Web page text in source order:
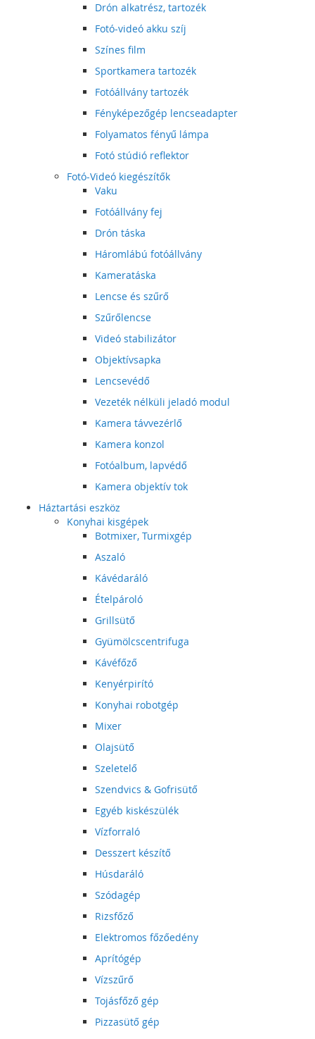
Drón alkatrész, tartozék
Fotó-videó akku szíj
Színes film
Sportkamera tartozék
Fotóállvány tartozék
Fényképezőgép lencseadapter
Folyamatos fényű lámpa
Fotó stúdió reflektor
Fotó-Videó kiegészítők
Vaku
Fotóállvány fej
Drón táska
Háromlábú fotóállvány
Kameratáska
Lencse és szűrő
Szűrőlencse
Videó stabilizátor
Objektívsapka
Lencsevédő
Vezeték nélküli jeladó modul
Kamera távvezérlő
Kamera konzol
Fotóalbum, lapvédő
Kamera objektív tok
Háztartási eszköz
Konyhai kisgépek
Botmixer, Turmixgép
Aszaló
Kávédaráló
Ételpároló
Grillsütő
Gyümölcscentrifuga
Kávéfőző
Kenyérpirító
Konyhai robotgép
Mixer
Olajsütő
Szeletelő
Szendvics & Gofrisütő
Egyéb kiskészülék
Vízforraló
Desszert készítő
Húsdaráló
Szódagép
Rizsfőző
Elektromos főzőedény
Aprítógép
Vízszűrő
Tojásfőző gép
Pizzasütő gép